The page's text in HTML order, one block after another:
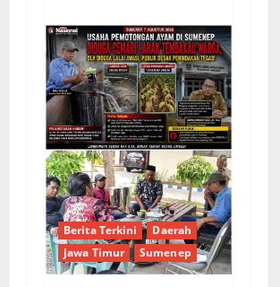
Berita Terkini
Daerah
Jawa Timur
Sumenep